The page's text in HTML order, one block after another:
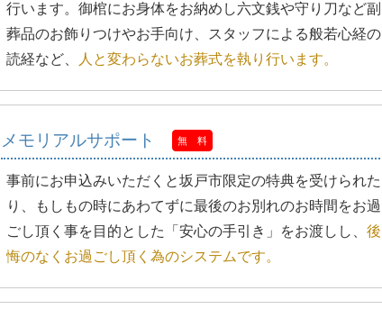
行います。御棺にお身体をお納めし六文銭や守り刀など副
葬品のお飾りつけやお手向け、スタッフによる般若心経の
読経など、
人と変わらないお葬式を執り行います。
メモリアルサポート 無 料
事前にお申込みいただくと坂戸市限定の特典を受けられた
り、もしもの時にあわてずに最後のお別れのお時間をお過
ごし頂く事を目的とした「安心の手引き」をお渡しし、 後
悔のなくお過ごし頂く為のシステムです。